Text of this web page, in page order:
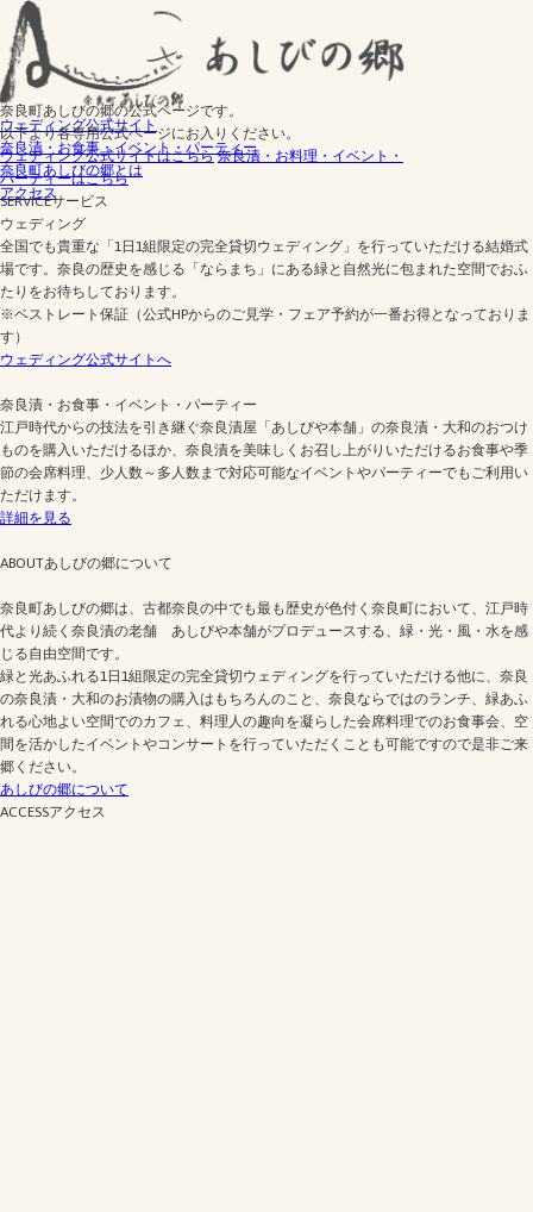
ウェディング公式サイト
奈良漬・お食事・イベント・パーティー
奈良町あしびの郷とは
アクセス
奈良町あしびの郷の公式ページです。
以下より各専用公式ページにお入りください。
ウェディング公式サイトはこちら 奈良漬・お料理・イベント・
パーティーはこちら
SERVICEサービス
ウェディング
全国でも貴重な「1日1組限定の完全貸切ウェディング」を行っていただける結婚式
場です。奈良の歴史を感じる「ならまち」にある緑と自然光に包まれた空間でおふ
たりをお待ちしております。
※ベストレート保証（公式HPからのご見学・フェア予約が一番お得となっておりま
す）
ウェディング公式サイトへ
奈良漬・お食事・イベント・パーティー
江戸時代からの技法を引き継ぐ奈良漬屋「あしびや本舗」の奈良漬・大和のおつけ
ものを購入いただけるほか、奈良漬を美味しくお召し上がりいただけるお食事や季
節の会席料理、少人数～多人数まで対応可能なイベントやパーティーでもご利用い
ただけます。
詳細を見る
ABOUTあしびの郷について
奈良町あしびの郷は、古都奈良の中でも最も歴史が色付く奈良町において、江戸時
代より続く奈良漬の老舗 あしびや本舗がプロデュースする、緑・光・風・水を感
じる自由空間です。
緑と光あふれる1日1組限定の完全貸切ウェディングを行っていただける他に、奈良
の奈良漬・大和のお漬物の購入はもちろんのこと、奈良ならではのランチ、緑あふ
れる心地よい空間でのカフェ、料理人の趣向を凝らした会席料理でのお食事会、空
間を活かしたイベントやコンサートを行っていただくことも可能ですので是非ご来
郷ください。
あしびの郷について
ACCESSアクセス